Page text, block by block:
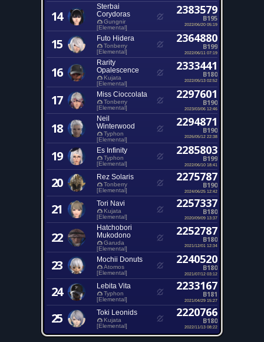
14
Sterbai
Corydoras
Gungnir
[Elemental]
2383579
B195
2022/06/20 05:19
15 Futo Hidera
Tonberry
[Elemental]
2364880
B199
2022/06/11 07:19
16
Rarity
Opalescence
Kujata
[Elemental]
2333441
B180
2022/05/13 02:52
17 Miss Cioccolata
Tonberry
[Elemental]
2297601
B190
2023/03/06 12:46
18
Neil
Winterwood
Typhon
[Elemental]
2294871
B190
2026/05/12 22:38
19 Es Infinity
Typhon
[Elemental]
2285803
B199
2022/06/10 18:41
20 Rez Solaris
Tonberry
[Elemental]
2275787
B190
2024/06/25 12:42
21 Tori Navi
Kujata
[Elemental]
2257337
B180
2020/09/09 13:37
22
Hatchobori
Mukodono
Garuda
[Elemental]
2252787
B180
2021/12/01 12:34
23 Mochii Donuts
Atomos
[Elemental]
2240520
B180
2021/07/12 03:12
24 Lebita Vita
Typhon
[Elemental]
2233167
B181
2021/04/29 15:27
25 Toki Leonids
Kujata
[Elemental]
2220766
B180
2022/11/13 08:22